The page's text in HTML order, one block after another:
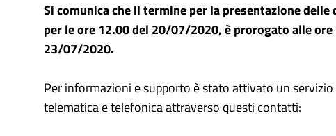
Si comunica che il termine per la presentazione
per le ore 12.00 del 20/07/2020, è prorogato alle ore
23/07/2020.
Per informazioni e supporto è stato attivato un
telematica e telefonica attraverso questi contatti: